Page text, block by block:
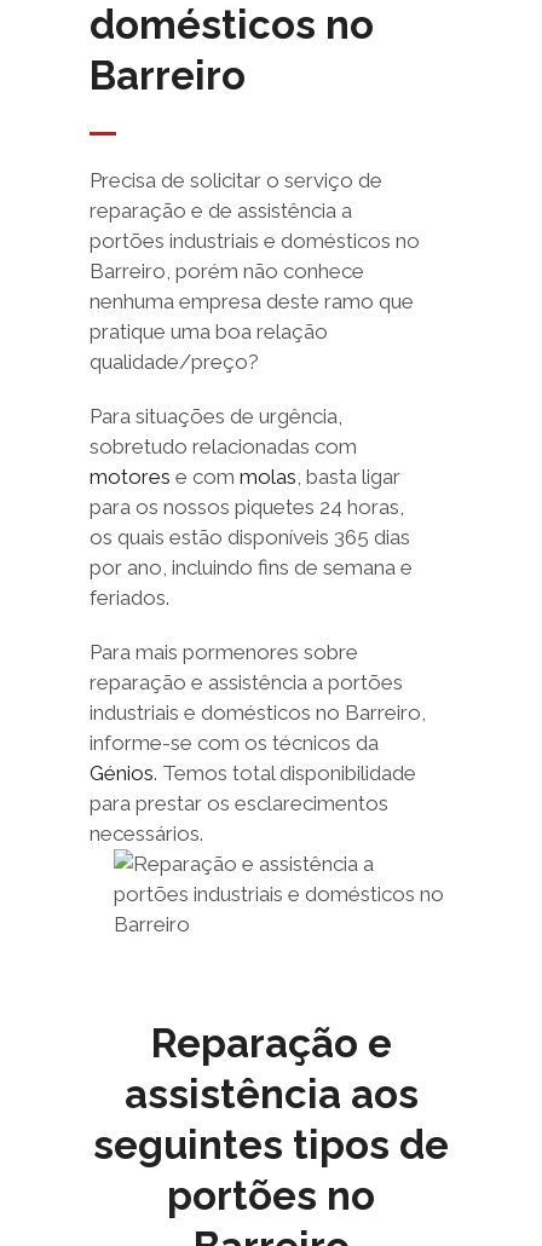
domésticos no
Barreiro
Precisa de solicitar o serviço de
reparação e de assistência a
portões industriais e domésticos no
Barreiro, porém não conhece
nenhuma empresa deste ramo que
pratique uma boa relação
qualidade/preço?
Para situações de urgência,
sobretudo relacionadas com
motores e com molas, basta ligar
para os nossos piquetes 24 horas,
os quais estão disponíveis 365 dias
por ano, incluindo fins de semana e
feriados.
Para mais pormenores sobre
reparação e assistência a portões
industriais e domésticos no Barreiro,
informe-se com os técnicos da
Génios. Temos total disponibilidade
para prestar os esclarecimentos
necessários.
Reparação e
assistência aos
seguintes tipos de
portões no